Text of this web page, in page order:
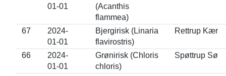
01-01
(Acanthis
flammea)
67
2024-
01-01
Bjergirisk (Linaria
flavirostris)
Rettrup Kær
66
2024-
01-01
Grønirisk (Chloris
chloris)
Spøttrup Sø